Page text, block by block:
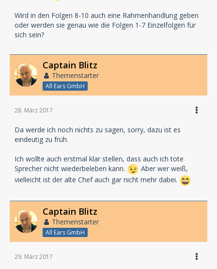
Wird in den Folgen 8-10 auch eine Rahmenhandlung geben
oder werden sie genau wie die Folgen 1-7 Einzelfolgen für
sich sein?
Captain Blitz
Themenstarter
All Ears GmbH
28. März 2017
Da werde ich noch nichts zu sagen, sorry, dazu ist es
eindeutig zu früh.
Ich wollte auch erstmal klar stellen, dass auch ich tote
Sprecher nicht wiederbeleben kann.
Aber wer weiß,
vielleicht ist der alte Chef auch gar nicht mehr dabei.
Captain Blitz
Themenstarter
All Ears GmbH
29. März 2017